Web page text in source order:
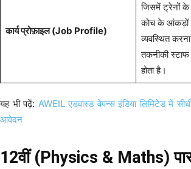
कार्य प्रोफ़ाइल (Job Profile)
जिसमें ट्रेनों के
कोच के आंकड़ों
व्यवस्थित
तकनीकी स्टाफ
होता है।
यह भी पढ़ें: AWEIL एडवांस्ड वेपन्स इंडिया लिमिटेड में
आवेदन
12वीं (Physics & Maths)